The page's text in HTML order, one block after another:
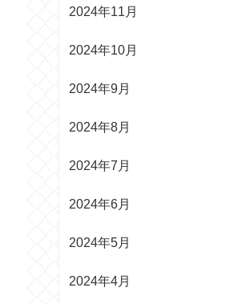
2024年11月
2024年10月
2024年9月
2024年8月
2024年7月
2024年6月
2024年5月
2024年4月